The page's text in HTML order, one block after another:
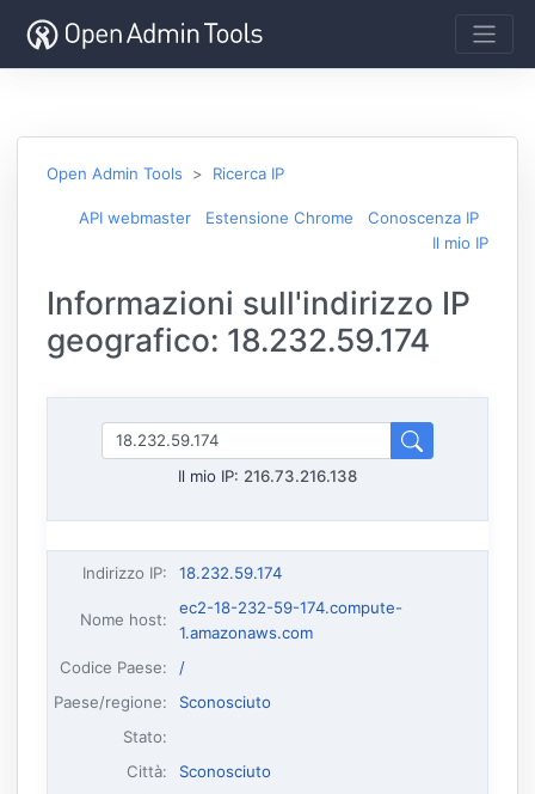
Open Admin Tools Ricerca IP
API webmaster Estensione Chrome
Conoscenza IP
Il mio IP
Informazioni sull'indirizzo IP
geografico: 18.232.59.174
Il mio IP: 216.73.216.138
Indirizzo IP: 18.232.59.174
Nome host:
ec2-18-232-59-174.compute-
1.amazonaws.com
Codice Paese:
/
Paese/regione:
Sconosciuto
Stato:
Città:
Sconosciuto